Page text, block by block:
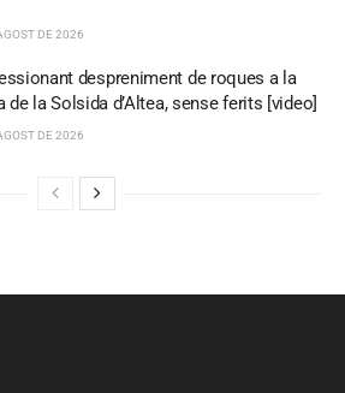
DE 2026
despreniment de roques a la
de la Solsida d’Altea, sense ferits [video]
DE 2026